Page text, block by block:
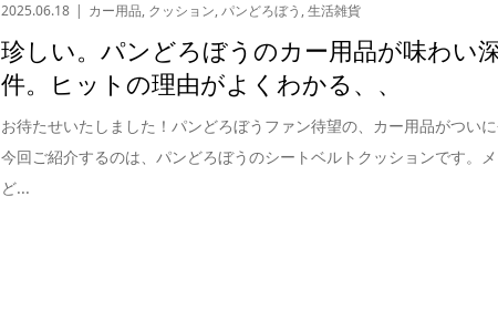
2025.06.18 カー用品, クッション,パンどろぼう ,生活雑貨
珍しい。パンどろぼうのカー用品が味わい
件。ヒットの理由がよくわかる、、
お待たせいたしました！パンどろぼうファン待望の、カー用品がついに
今回ご紹介するのは、パンどろぼうのシートベルトクッションです。
ど...